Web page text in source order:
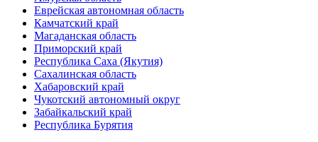
Еврейская автономная область
Камчатский край
Магаданская область
Приморский край
Республика Саха (Якутия)
Сахалинская область
Хабаровский край
Чукотский автономный округ
Забайкальский край
Республика Бурятия